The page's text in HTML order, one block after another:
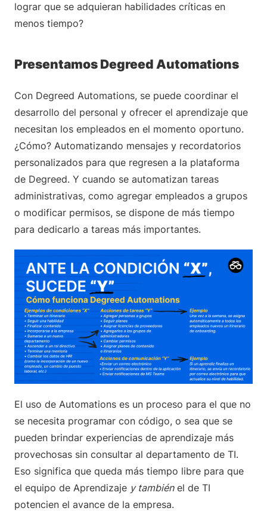
lograr que se adquieran habilidades críticas en
menos tiempo?
Presentamos Degreed Automations
Con Degreed Automations, se puede coordinar el
desarrollo del personal y ofrecer el aprendizaje que
necesitan los empleados en el momento oportuno.
¿Cómo? Automatizando mensajes y recordatorios
personalizados para que regresen a la plataforma
de Degreed. Y cuando se automatizan tareas
administrativas, como agregar empleados a grupos
o modificar permisos, se dispone de más tiempo
para dedicarlo a tareas más importantes.
El uso de Automations es un proceso para el que no
se necesita programar con código, o sea que se
pueden brindar experiencias de aprendizaje más
provechosas sin consultar al departamento de TI.
Eso significa que queda más tiempo libre para que
el equipo de Aprendizaje y tambiénel de TI
potencien el avance de la empresa.